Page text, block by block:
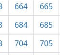
664 665
684 685
704 705